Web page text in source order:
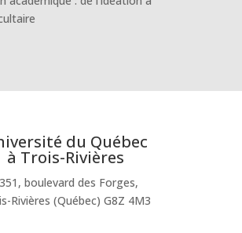
du Québec
à Trois-Rivières
boulevard des Forges,
Rivières (Québec) G8Z 4M3